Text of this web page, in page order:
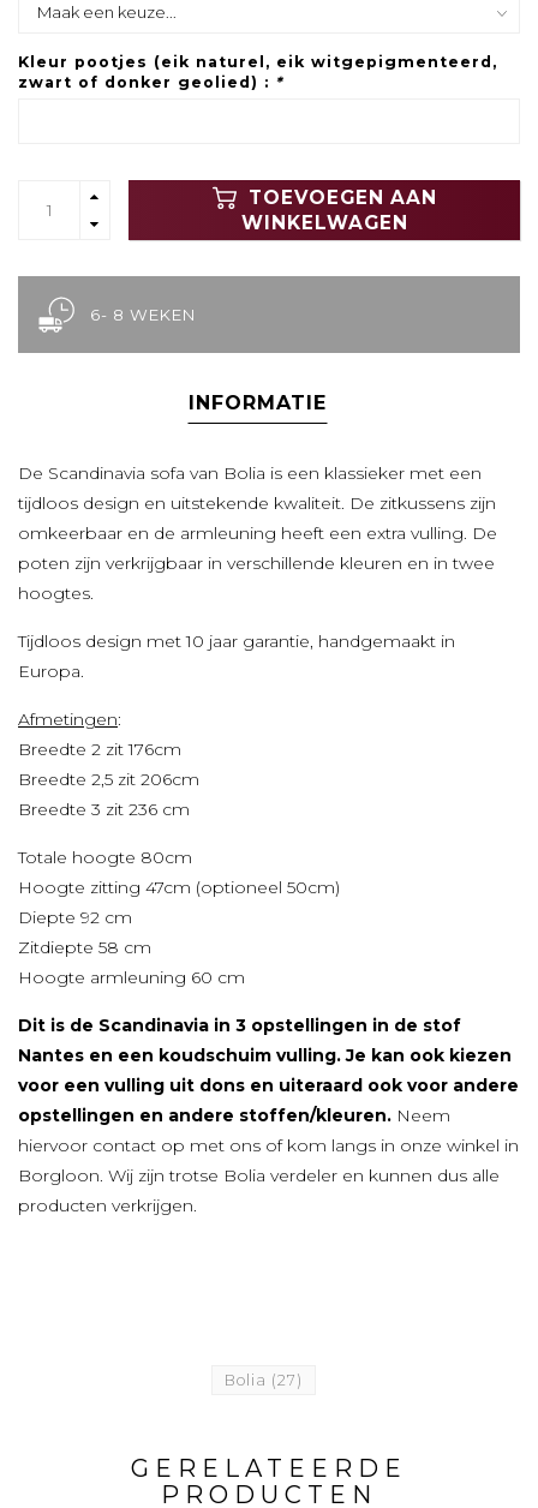
Kleur pootjes (eik naturel, eik witgepigmenteerd,
zwart of donker geolied) : *
TOEVOEGEN AAN
WINKELWAGEN
6- 8 WEKEN
INFORMATIE
De Scandinavia sofa van Bolia is een klassieker met een
tijdloos design en uitstekende kwaliteit. De zitkussens zijn
omkeerbaar en de armleuning heeft een extra vulling. De
poten zijn verkrijgbaar in verschillende kleuren en in twee
hoogtes.
Tijdloos design met 10 jaar garantie, handgemaakt in
Europa.
Afmetingen:
Breedte 2 zit 176cm
Breedte 2,5 zit 206cm
Breedte 3 zit 236 cm
Totale hoogte 80cm
Hoogte zitting 47cm (optioneel 50cm)
Diepte 92 cm
Zitdiepte 58 cm
Hoogte armleuning 60 cm
Dit is de Scandinavia in 3 opstellingen in de stof
Nantes en een koudschuim vulling. Je kan ook kiezen
voor een vulling uit dons en uiteraard ook voor andere
opstellingen en andere stoffen/kleuren. Neem
hiervoor contact op met ons of kom langs in onze winkel in
Borgloon. Wij zijn trotse Bolia verdeler en kunnen dus alle
producten verkrijgen.
Bolia (27)
GERELATEERDE
PRODUCTEN